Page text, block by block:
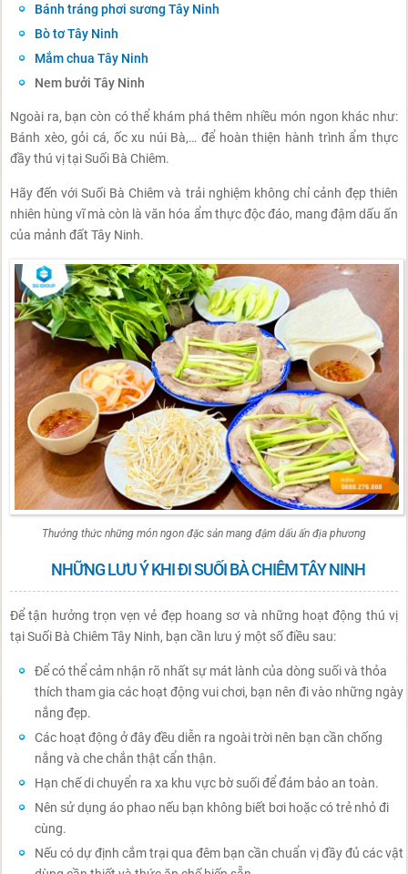
Bánh tráng phơi sương Tây Ninh
Bò tơ Tây Ninh
Mắm chua Tây Ninh
Nem bưởi Tây Ninh
Ngoài ra, bạn còn có thể khám phá thêm nhiều món ngon khác như:
Bánh xèo, gỏi cá, ốc xu núi Bà,… để hoàn thiện hành trình ẩm thực
đầy thú vị tại Suối Bà Chiêm.
Hãy đến với Suối Bà Chiêm và trải nghiệm không chỉ cảnh đẹp thiên
nhiên hùng vĩ mà còn là văn hóa ẩm thực độc đáo, mang đậm dấu ấn
của mảnh đất Tây Ninh.
Thưởng thức những món ngon đặc sản mang đậm dấu ấn địa phương
NHỮNG LƯU Ý KHI ĐI SUỐI BÀ CHIÊM TÂY NINH
Để tận hưởng trọn vẹn vẻ đẹp hoang sơ và những hoạt động thú vị
tại Suối Bà Chiêm Tây Ninh, bạn cần lưu ý một số điều sau:
Để có thể cảm nhận rõ nhất sự mát lành của dòng suối và thỏa
thích tham gia các hoạt động vui chơi, bạn nên đi vào những ngày
nắng đẹp.
Các hoạt động ở đây đều diễn ra ngoài trời nên bạn cần chống
nắng và che chắn thật cẩn thận.
Hạn chế di chuyển ra xa khu vực bờ suối để đảm bảo an toàn.
Nên sử dụng áo phao nếu bạn không biết bơi hoặc có trẻ nhỏ đi
cùng.
Nếu có dự định cắm trại qua đêm bạn cần chuẩn vị đầy đủ các vật